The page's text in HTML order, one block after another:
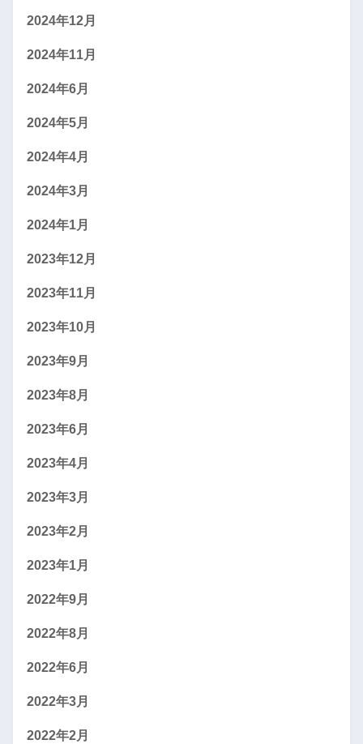
2024年12月
2024年11月
2024年6月
2024年5月
2024年4月
2024年3月
2024年1月
2023年12月
2023年11月
2023年10月
2023年9月
2023年8月
2023年6月
2023年4月
2023年3月
2023年2月
2023年1月
2022年9月
2022年8月
2022年6月
2022年3月
2022年2月